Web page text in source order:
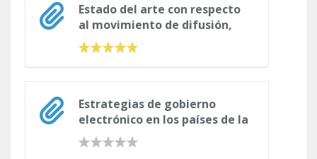
Estado del arte con respecto
al movimiento de difusión,
normalización y certificación
de la Responsabilidad Social a
Estrategias de gobierno
electrónico en los países de la
región. Definición de un
modelo de análisis y estudio